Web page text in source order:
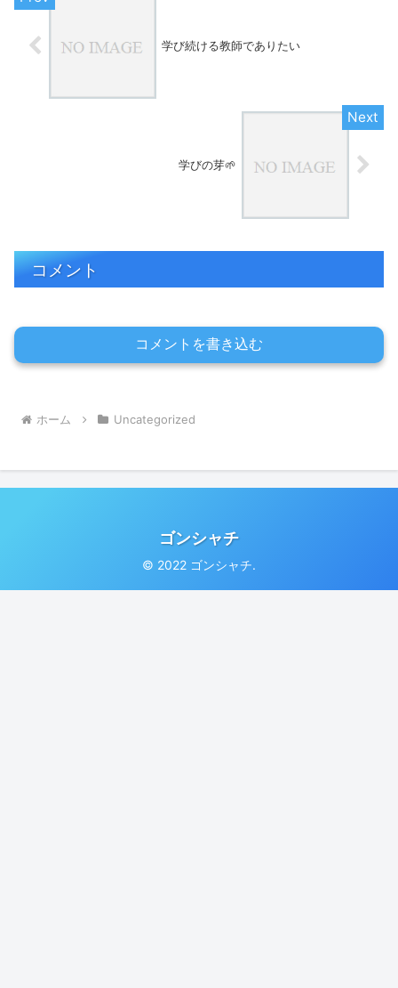
学び続ける教師でありたい
学びの芽🌱
コメント
コメントを書き込む
ホーム Uncategorized
ゴンシャチ
© 2022 ゴンシャチ.